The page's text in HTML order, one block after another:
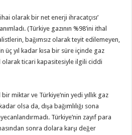
olarak bir net enerji ihracatçısı’
(Türkiye gazının %98’ini ithal
bağımsız olarak teyit edilemeyen,
üç yıl kadar kısa bir süre içinde gaz
olarak ticari kapasitesiyle ilgili ciddi
miktar ve Türkiye’nin yedi yıllık gaz
olsa da, dışa bağımlılığı sona
Türkiye’nin zayıf para
sonra dolara karşı değer